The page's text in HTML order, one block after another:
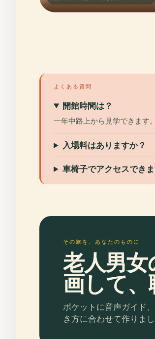
よくある質問
開館時間は？
一年中路上から見学できます
入場料はありますか？
車椅子でアクセスでき
その旅を、あなたのものに
老人男
画して
ポケットに音声ガイド
き方に合わせて作りまし